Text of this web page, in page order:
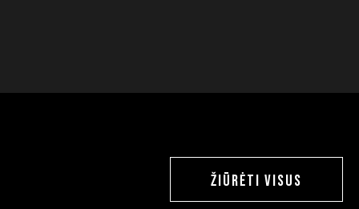
ŽIŪRĖTI VISUS